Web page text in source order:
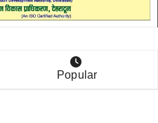
Popular